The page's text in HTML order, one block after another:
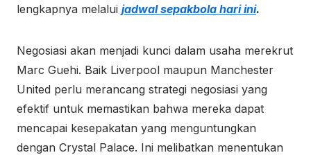
lengkapnya melalui jadwal sepakbola hari ini.
Negosiasi akan menjadi kunci dalam usaha merekrut
Marc Guehi. Baik Liverpool maupun Manchester
United perlu merancang strategi negosiasi yang
efektif untuk memastikan bahwa mereka dapat
mencapai kesepakatan yang menguntungkan
dengan Crystal Palace. Ini melibatkan menentukan